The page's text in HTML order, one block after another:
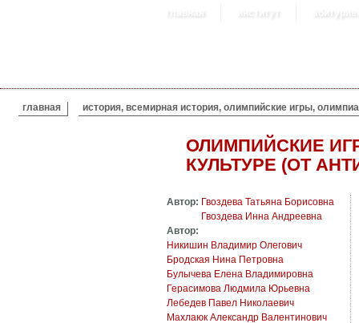
главная институт
ВЫ ЗДЕСЬ
главная история, всемирная история, олимпийские игры,
ОЛИМПИЙСКИЕ
КУЛЬТУРЕ (ОТ
Автор: Гвоздева Татьяна Борисовна
Гвоздева Инна Андреевна
Автор:
Никишин Владимир Олегович
Бродская Нина Петровна
Булычева Елена Владимировна
Герасимова Людмила Юрьевна
Лебедев Павел Николаевич
Махлаюк Александр Валентинович